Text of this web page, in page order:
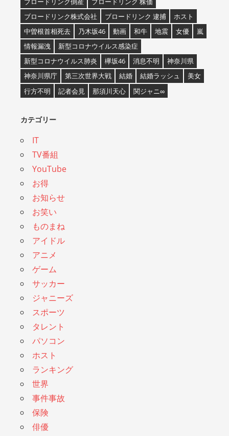
ブロードリンク株式会社
ブロードリンク 逮捕
ホスト
中曽根首相死去
乃木坂46 動画 和牛 地震 女優
嵐
情報漏洩
新型コロナウイルス感染症
新型コロナウイルス肺炎
欅坂46 消息不明
神奈川県
神奈川県庁
第三次世界大戦 結婚 結婚ラッシュ
美女
行方不明
記者会見 那須川天心 関ジャニ∞
カテゴリー
IT
TV番組
YouTube
お得
お知らせ
お笑い
ものまね
アイドル
アニメ
ゲーム
サッカー
ジャニーズ
スポーツ
タレント
パソコン
ホスト
ランキング
世界
事件事故
保険
俳優